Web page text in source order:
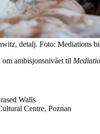
detalj. Foto: Mediations
ambisjonsnivået til
Walls
Centre, Poznan